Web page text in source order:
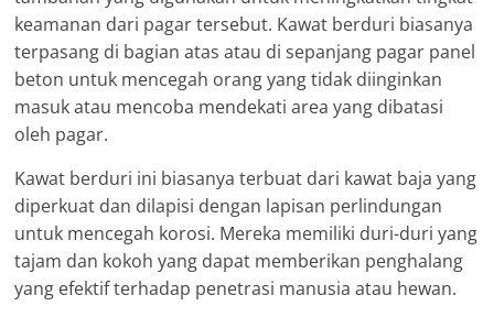
keamanan dari pagar tersebut. Kawat berduri biasanya
terpasang di bagian atas atau di sepanjang pagar panel
beton untuk mencegah orang yang tidak diinginkan
masuk atau mencoba mendekati area yang dibatasi
oleh pagar.
Kawat berduri ini biasanya terbuat dari kawat baja yang
diperkuat dan dilapisi dengan lapisan perlindungan
untuk mencegah korosi. Mereka memiliki duri-duri yang
tajam dan kokoh yang dapat memberikan penghalang
yang efektif terhadap penetrasi manusia atau hewan.